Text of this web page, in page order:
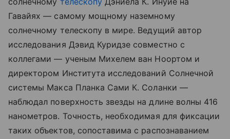
Гавайях — самому мощному наземному
солнечному телескопу в мире. Ведущий автор
исследования Дэвид Куридзе совместно с
коллегами — ученым Михелем ван Ноортом и
директором Института исследований Солнечной
системы Макса Планка Сами К. Соланки —
наблюдал поверхность звезды на длине волны 416
нанометров. Точность, необходимая для фиксации
таких объектов, сопоставима с распознаванием